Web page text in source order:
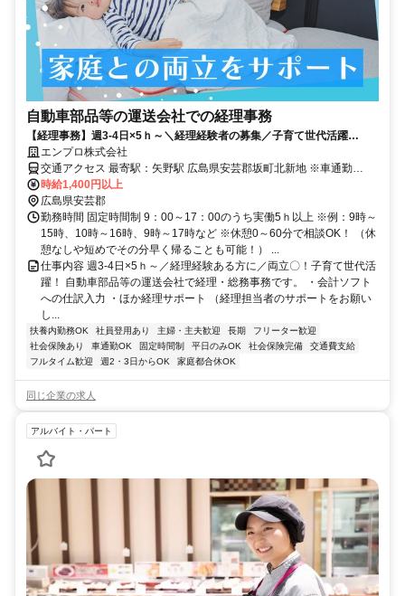
自動車部品等の運送会社での経理事務
【経理事務】週3-4日×5ｈ～＼経理経験者の募集／子育て世代活躍
中！！ 社員登用のチャンスあり！＠矢野駅・車可〔時給1400円〕
エンプロ株式会社
交通アクセス 最寄駅：矢野駅 広島県安芸郡坂町北新地 ※車通勤
OK（P無料／駐車場広め！） 広電バス「矢野新町・徒歩5分」 芸陽バ
ス「済生会広島病院前・徒歩8分」 ＪＲ呉線「矢野駅・車8分」 ＪＲ
山陽本線・呉線「海田市駅・車11分」 広島電鉄「海岸通駅・車11
分」
時給1,400円以上
広島県安芸郡
勤務時間 固定時間制 9：00～17：00のうち実働5ｈ以上 ※例：9時～
15時、10時～16時、9時～17時など ※休憩0～60分で相談OK！ （休
憩なしや短めでその分早く帰ることも可能！） ...
仕事内容 週3-4日×5ｈ～／経理経験ある方に／両立〇！子育て世代活
躍！ 自動車部品等の運送会社で経理・総務事務です。 ・会計ソフト
への仕訳入力 ・ほか経理サポート （経理担当者のサポートをお願い
し...
扶養内勤務OK 社員登用あり 主婦・主夫歓迎 長期
フリーター歓迎
社会保険あり
車通勤OK 固定時間制 平日のみOK 社会保険完備
交通費支給
フルタイム歓迎
週2・3日からOK 家庭都合休OK
同じ企業の求人
アルバイト・パート